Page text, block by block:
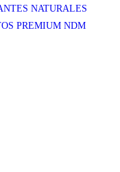
NATURALES
PREMIUM NDM